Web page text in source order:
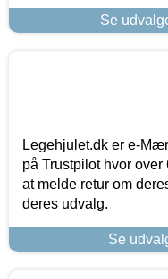
Se
Legehjulet.dk er e-
på Trustpilot hvor
at melde retur om
deres udvalg.
Se